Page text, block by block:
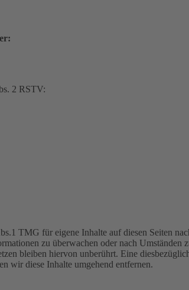
2 RSTV:
TMG für eigene Inhalte auf diesen Seiten
zu überwachen oder nach
bleiben hiervon unberührt. Eine
wir diese Inhalte umgehend entfernen.